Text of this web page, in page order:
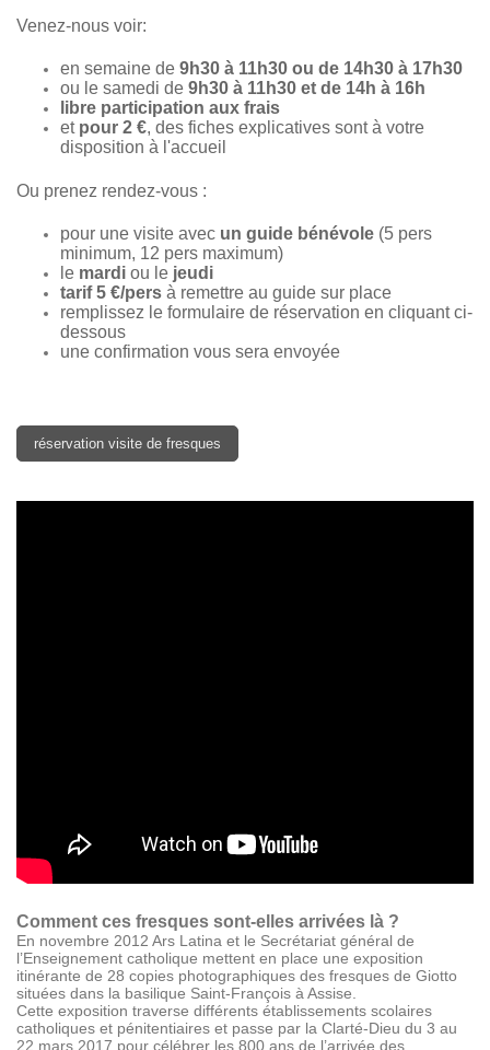
Venez-nous voir:
en semaine de 9h30 à 11h30 ou de 14h30 à 17h30
ou le samedi de 9h30 à 11h30 et de 14h à 16h
libre participation aux frais
et pour 2 €, des fiches explicatives sont à votre
disposition à l'accueil
Ou prenez rendez-vous :
pour une visite avec un guide bénévole (5 pers
minimum, 12 pers maximum)
le mardi ou le jeudi
tarif 5 €/pers à remettre au guide sur place
remplissez le formulaire de réservation en cliquant ci-
dessous
une confirmation vous sera envoyée
réservation visite de fresques
Comment ces fresques sont-elles arrivées là ?
En novembre 2012 Ars Latina et le Secrétariat général de
l’Enseignement catholique mettent en place une exposition
itinérante de 28 copies photographiques des fresques de Giotto
situées dans la basilique Saint-François à Assise.
Cette exposition traverse différents établissements scolaires
catholiques et pénitentiaires et passe par la Clarté-Dieu du 3 au
22 mars 2017 pour célébrer les 800 ans de l’arrivée des